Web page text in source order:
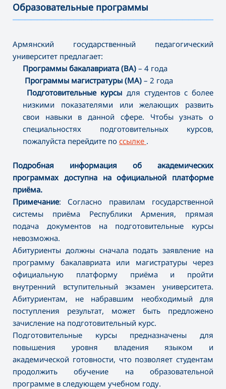
Образовательные программы
Армянский государственный педагогический
университет предлагает:
Программы бакалавриата (BA) – 4 года
Программы магистратуры (MA) – 2 года
Подготовительные курсы для студентов с более
низкими показателями или желающих развить
свои навыки в данной сфере. Чтобы узнать о
специальностях подготовительных курсов,
пожалуйста перейдите по ссылке .
Подробная информация об академических
программах доступна на официальной платформе
приёма.
Примечание: Согласно правилам государственной
системы приёма Республики Армения, прямая
подача документов на подготовительные курсы
невозможна.
Абитуриенты должны сначала подать заявление на
программу бакалавриата или магистратуры через
официальную платформу приёма и пройти
внутренний вступительный экзамен университета.
Абитуриентам, не набравшим необходимый для
поступления результат, может быть предложено
зачисление на подготовительный курс.
Подготовительные курсы предназначены для
повышения уровня владения языком и
академической готовности, что позволяет студентам
продолжить обучение на образовательной
программе в следующем учебном году.